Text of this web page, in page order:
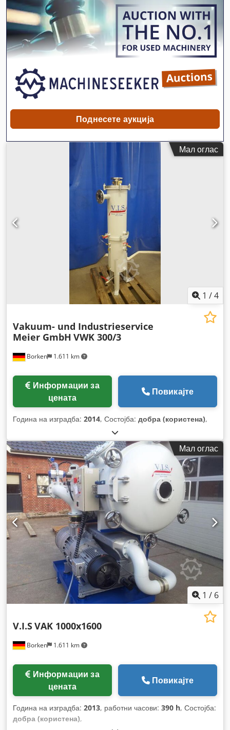
Поднесете аукција
Мал оглас
1 /4
Borken 1.611 km
Vakuum- und Industrieservice
Meier GmbH VWK 300/3
цената
Повикајте
Година на изградба: 2014, Состојба: добра (користена),
Мал оглас
1 / 6
Borken 1.611 km
V.I.SVAK 1000x1600
цената
Повикајте
Година на изградба: 2013, работни часови: 390 h, Состојба:
добра (користена),